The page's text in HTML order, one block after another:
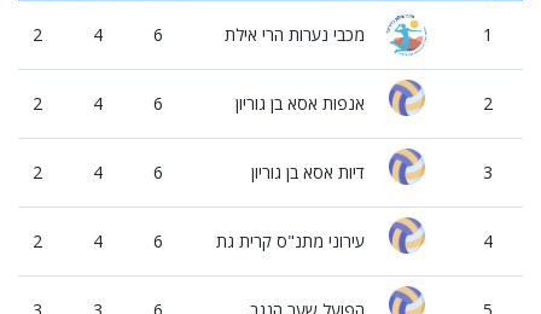
2 4 6 מכבי נערות הרי אילת 1
2 4 6 אנפות אסא בן גוריון 2
2 4 6 דיות אסא בן גוריון 3
2 4 6 עירוני מתנ"ס קרית גת 4